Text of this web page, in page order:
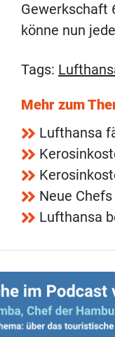
Gewerkschaft
könne nun
Tags:
Mehr zum
Lufthansa
Neue
Lufthansa